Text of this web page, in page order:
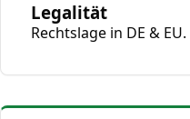
Legalität
Rechtslage in DE & EU.